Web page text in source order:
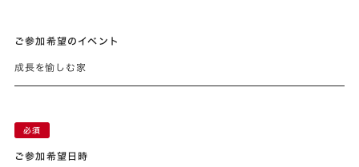
ご参加希望のイベント
成長を愉しむ家
ご参加希望日時